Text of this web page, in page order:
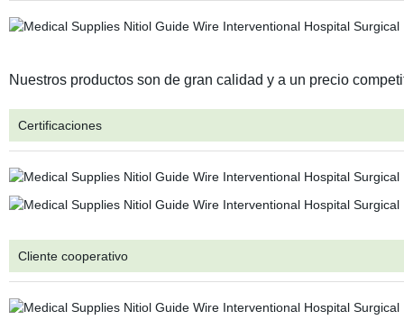
Nuestros productos son de gran calidad y a un precio
Certificaciones
Cliente cooperativo